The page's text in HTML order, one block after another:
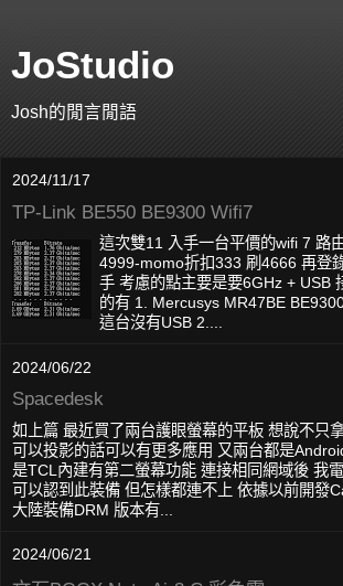
JoStudio
Josh的閒言閒語
2024/11/17
TP-Link BE550 BE9300 Wifi7
這次雙11 入手一台平價的wifi 7 路
4999-momo折扣333 刷4666 再登
手 考慮的點主要是要6GHz + USB
的有 1. Mercusys MR47BE
這台沒有USB 2....
2024/06/22
Spacedesk
如上篇 最近買了兩台護眼螢幕的平板 想說不只
可以投影的話可以有更多應用 又兩台都是
是TCL內建有第二螢幕功能 連接相同網域後 我
可以認到此裝備 但怎樣都連不上 依據以前開發
大陸裝備DRM 版本有...
2024/06/21